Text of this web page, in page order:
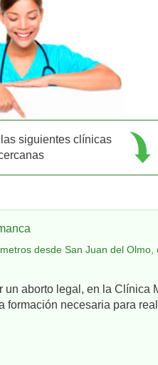
siguientes clínicas
desde San Juan del Olmo,
un aborto legal, en la Clínica
formación necesaria para